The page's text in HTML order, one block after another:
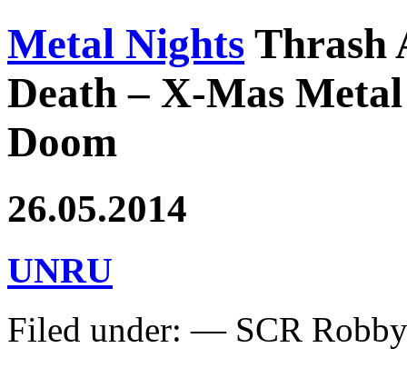
Metal Nights Thrash
Death – X-Mas
Doom
26.05.2014
UNRU
Filed under: — SCR